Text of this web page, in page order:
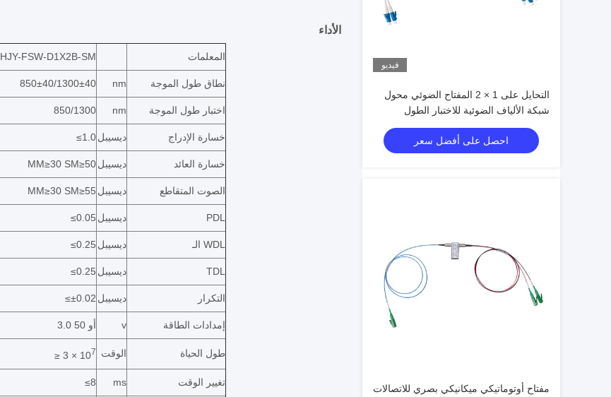
فيديو
التحايل على 1 × 2 المفتاح الضوئي محول
شبكة الألياف الضوئية للاختبار الطول
الموجي 1310nm 1550nm
احصل على أفضل سعر
مفتاح أوتوماتيكي ميكانيكي بصري للاتصالات
الأداء
المعلمات HJY-FSW-D1X2B-SM
نطاق طول الموجة nm
850±40/1300±40
اختبار طول الموجة nm
850/1300
خسارة الإدراج ديسيبل≤1.0
خسارة العائد ديسيبلMM≥30 SM≥50
الصوت المتقاطع ديسيبل MM≥30 SM≥55
PDL ديسيبل ≤0.05
الـ WDL ديسيبل ≤0.25
TDL ديسيبل ≤0.25
التكرار ديسيبل ≤±0.02
إمدادات الطاقة v 3.0 أو 50
طول الحياة الوقت ≥ 3 × 107
تغيير الوقت ms
≤8